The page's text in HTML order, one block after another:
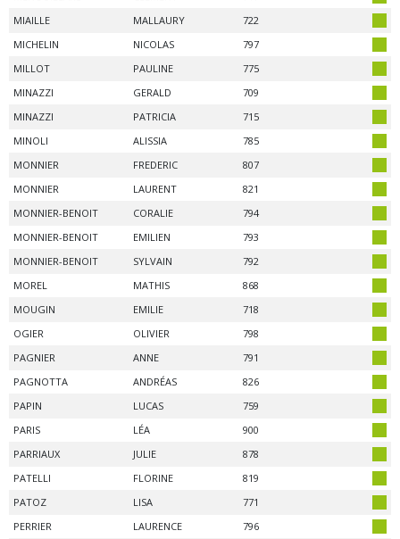
MIAILLE
MALLAURY
722
MICHELIN
NICOLAS
797
MILLOT
PAULINE
775
MINAZZI
GERALD
709
MINAZZI
PATRICIA
715
MINOLI
ALISSIA
785
MONNIER
FREDERIC
807
MONNIER
LAURENT
821
MONNIER-BENOIT
CORALIE
794
MONNIER-BENOIT
EMILIEN
793
MONNIER-BENOIT
SYLVAIN
792
MOREL
MATHIS
868
MOUGIN
EMILIE
718
OGIER
OLIVIER
798
PAGNIER
ANNE
791
PAGNOTTA
ANDRÉAS
826
PAPIN
LUCAS
759
PARIS
LÉA
900
PARRIAUX
JULIE
878
PATELLI
FLORINE
819
PATOZ
LISA
771
PERRIER
LAURENCE
796